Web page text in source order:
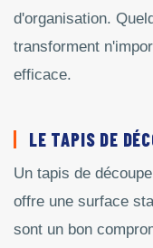
d'organisation.
transforment
efficace.
LE TAPIS DE
Un tapis de
offre une surface
sont un bon